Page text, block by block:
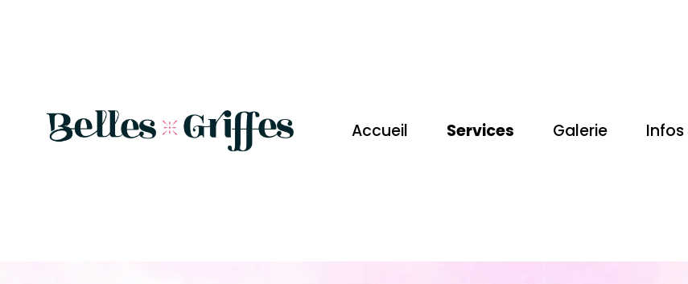
Accueil Services Galerie Infos
SERVICES